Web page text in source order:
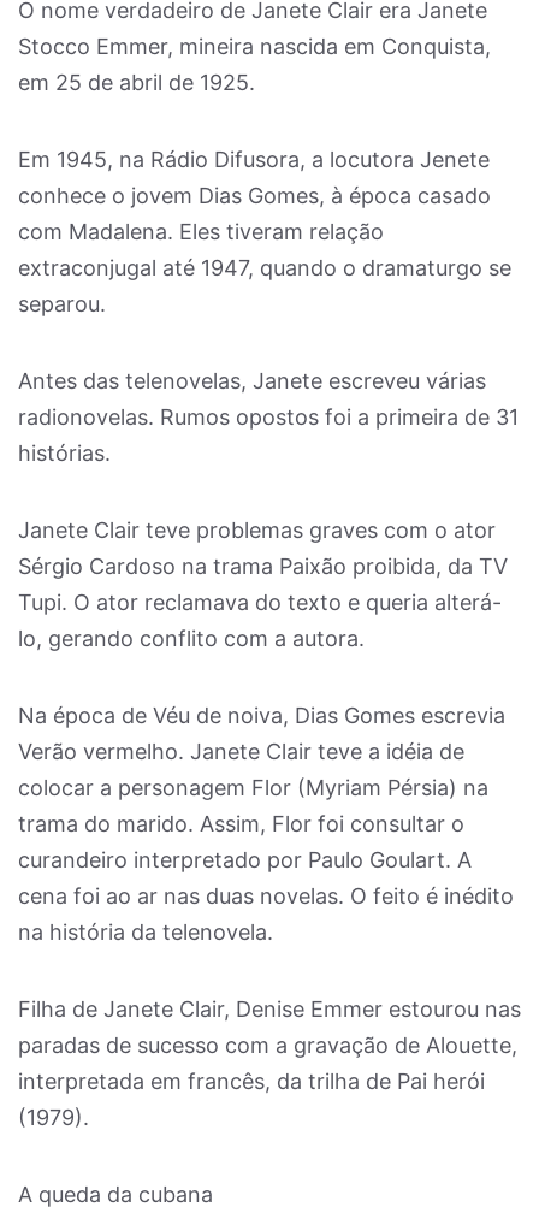
O nome verdadeiro de Janete Clair era Janete
Stocco Emmer, mineira nascida em Conquista,
em 25 de abril de 1925.
Em 1945, na Rádio Difusora, a locutora Jenete
conhece o jovem Dias Gomes, à época casado
com Madalena. Eles tiveram relação
extraconjugal até 1947, quando o dramaturgo se
separou.
Antes das telenovelas, Janete escreveu várias
radionovelas. Rumos opostos foi a primeira de 31
histórias.
Janete Clair teve problemas graves com o ator
Sérgio Cardoso na trama Paixão proibida, da TV
Tupi. O ator reclamava do texto e queria alterá-
lo, gerando conflito com a autora.
Na época de Véu de noiva, Dias Gomes escrevia
Verão vermelho. Janete Clair teve a idéia de
colocar a personagem Flor (Myriam Pérsia) na
trama do marido. Assim, Flor foi consultar o
curandeiro interpretado por Paulo Goulart. A
cena foi ao ar nas duas novelas. O feito é inédito
na história da telenovela.
Filha de Janete Clair, Denise Emmer estourou nas
paradas de sucesso com a gravação de Alouette,
interpretada em francês, da trilha de Pai herói
(1979).
A queda da cubana